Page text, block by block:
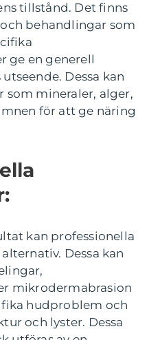
tillstånd. Det finns
behandlingar som
ge en generell
Dessa kan
som mineraler, alger,
för att ge näring
kan professionella
Dessa kan
mikrodermabrasion
hudproblem och
och lyster. Dessa